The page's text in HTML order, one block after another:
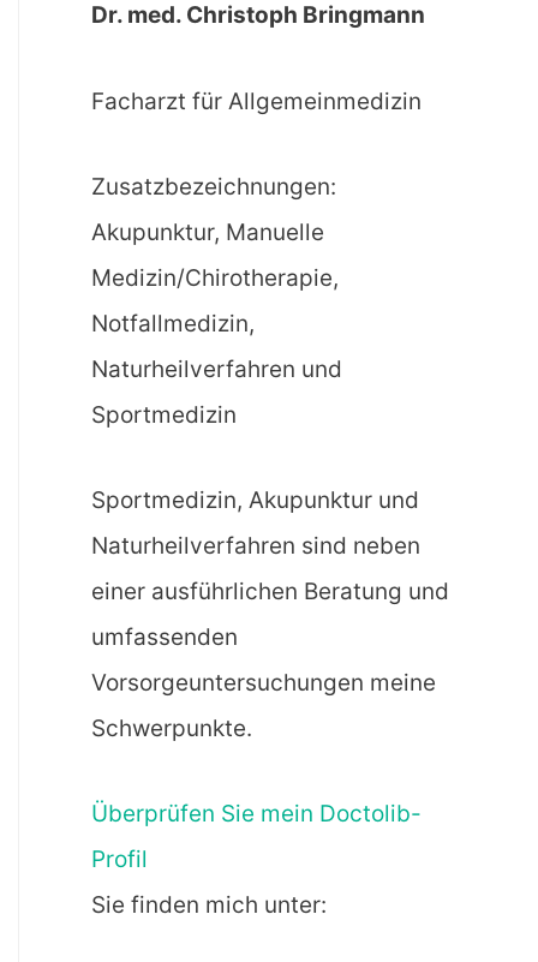
Dr. med. Christoph Bringmann
Facharzt für Allgemeinmedizin
Zusatzbezeichnungen:
Akupunktur, Manuelle
Medizin/Chirotherapie,
Notfallmedizin,
Naturheilverfahren und
Sportmedizin
Sportmedizin, Akupunktur und
Naturheilverfahren sind neben
einer ausführlichen Beratung und
umfassenden
Vorsorgeuntersuchungen meine
Schwerpunkte.
Überprüfen Sie mein Doctolib-
Profil
Sie finden mich unter: